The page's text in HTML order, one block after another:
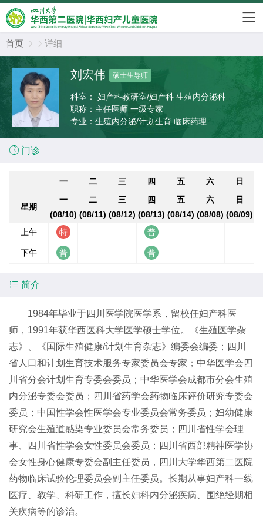
首页   详细
刘宏伟 硕士生导师
科室：
妇产科教研室/妇产科 生殖内分泌科
职称： 主任医师 一级专家
专业： 生殖内分泌/计划生育 临床药理
 门诊
一 二 三 四 五 六 日
星期
一
(08/10)
二
(08/11)
三
(08/12)
四
(08/13)
五
(08/14)
六
(08/08)
日
(08/09)
上午
下午
 简介
1984年毕业于四川医学院医学系，留校任妇产科医
师，1991年获华西医科大学医学硕士学位。《生殖医学杂
志》、《国际生殖健康/计划生育杂志》编委会编委；四川
省人口和计划生育技术服务专家委员会专家；中华医学会四
川省分会计划生育专委会委员；中华医学会成都市分会生殖
内分泌专委会委员；四川省药学会药物临床评价研究专委会
委员；中国性学会性医学会专业委员会常务委员；妇幼健康
研究会生殖道感染专业委员会常务委员；四川省性学会理
事、四川省性学会女性委员会委员；四川省西部精神医学协
会女性身心健康专委会副主任委员，四川大学华西第二医院
药物临床试验伦理委员会副主任委员。长期从事妇产科一线
医疗、教学、科研工作，擅长妇科内分泌疾病、围绝经期相
关疾病等的诊治。